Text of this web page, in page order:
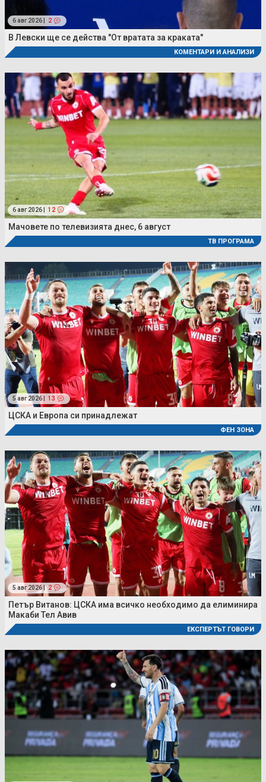
6 авг 2026 | 2
В Левски ще се действа "От вратата за краката"
КОМЕНТАРИ И АНАЛИЗИ
6 авг 2026 | 12
Мачовете по телевизията днес, 6 август
ТВ ПРОГРАМА
5 авг 2026 | 13
ЦСКА и Европа си принадлежат
ФЕН ЗОНА
5 авг 2026 | 2
Петър Витанов: ЦСКА има всичко необходимо да елиминира
Макаби Тел Авив
ЕКСПЕРТЪТ ГОВОРИ